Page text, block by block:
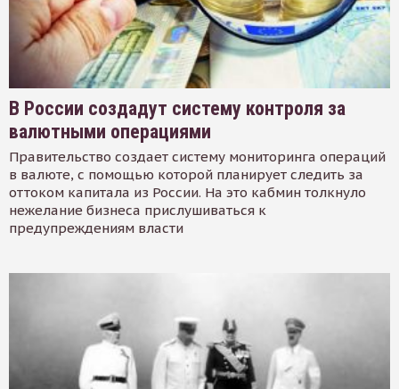
В России создадут систему контроля за
валютными операциями
Правительство создает систему мониторинга операций
в валюте, с помощью которой планирует следить за
оттоком капитала из России. На это кабмин толкнуло
нежелание бизнеса прислушиваться к
предупреждениям власти